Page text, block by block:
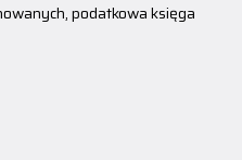
podatkowa księga